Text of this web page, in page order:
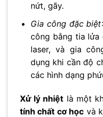
nứt, gãy.
Gia công đặc biệt
công bằng tia lửa
laser, và gia
dụng khi cần độ
các hình dạng
Xử lý nhiệt là một
tính chất cơ học và